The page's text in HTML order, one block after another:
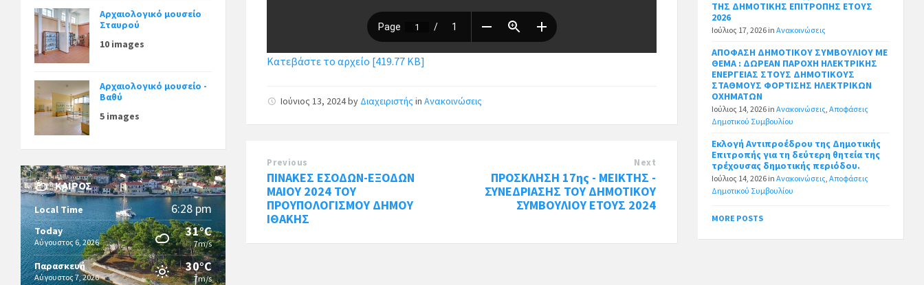
Κατεβάστε το αρχείο [419.77 KB]
Ιούνιος 13, 2024by Διαχειριστής inΑνακοινώσεις
Previous
ΠΙΝΑΚΕΣ ΕΣΟΔΩΝ-ΕΞΟΔΩΝ
ΜΑΙΟΥ 2024 ΤΟΥ
ΠΡΟΥΠΟΛΟΓΙΣΜΟΥ ΔΗΜΟΥ
ΙΘΑΚΗΣ
Next
ΠΡΟΣΚΛΗΣΗ 17ης - ΜΕΙΚΤΗΣ -
ΣΥΝΕΔΡΙΑΣΗΣ ΤΟΥ ΔΗΜΟΤΙΚΟΥ
ΣΥΜΒΟΥΛΙΟΥ ΕΤΟΥΣ 2024
Αρχαιολογικό μουσείο
Σταυρού
10 images
Αρχαιολογικό μουσείο -
Βαθύ
5 images
ΚΑΙΡΌΣ
Local Time 6:28 pm
Today
Αύγουστος 6, 2026
31°C
7m/s
Παρασκευή
Αύγουστος 7, 2026
30°C
7m/s
ΤΗΣ ΔΗΜΟΤΙΚΗΣ ΕΠΙΤΡΟΠΗΣ ΕΤΟΥΣ
2026
Ιούλιος 17, 2026 inΑνακοινώσεις
ΑΠΟΦΑΣΗ ΔΗΜΟΤΙΚΟΥ ΣΥΜΒΟΥΛΙΟΥ ΜΕ
ΘΕΜΑ : ΔΩΡΕΑΝ ΠΑΡΟΧΗ ΗΛΕΚΤΡΙΚΗΣ
ΕΝΕΡΓΕΙΑΣ ΣΤΟΥΣ ΔΗΜΟΤΙΚΟΥΣ
ΣΤΑΘΜΟΥΣ ΦΟΡΤΙΣΗΣ ΗΛΕΚΤΡΙΚΩΝ
ΟΧΗΜΑΤΩΝ
Ιούλιος 14, 2026 inΑνακοινώσεις,Αποφάσεις
Δημοτικού Συμβουλίου
Εκλογή Αντιπροέδρου της Δημοτικής
Επιτροπής για τη δεύτερη θητεία της
τρέχουσας δημοτικής περιόδου.
Ιούλιος 14, 2026 inΑνακοινώσεις,Αποφάσεις
Δημοτικού Συμβουλίου
MORE POSTS